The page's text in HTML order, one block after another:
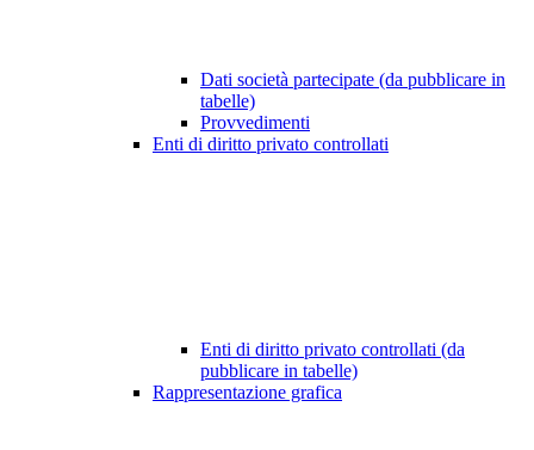
Dati società partecipate (da pubblicare in
tabelle)
Provvedimenti
Enti di diritto privato controllati
Enti di diritto privato controllati (da
pubblicare in tabelle)
Rappresentazione grafica